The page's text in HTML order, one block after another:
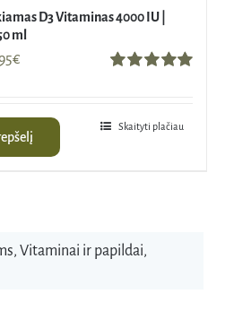
D3 Vitaminas 4000 IU |
ml
€
12,95€.
Skaityti plačiau
, Vitaminai ir papildai,